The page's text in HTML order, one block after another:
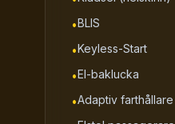
•BLIS
•Keyless-Start
•El-baklucka
•Adaptiv farthållare